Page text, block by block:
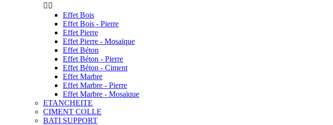
 
Effet Bois
Effet Bois - Pierre
Effet Pierre
Effet Pierre - Mosaïque
Effet Béton
Effet Béton - Pierre
Effet Béton - Ciment
Effet Marbre
Effet Marbre - Pierre
Effet Marbre - Mosaïque
ETANCHEITE
CIMENT COLLE
BATI SUPPORT